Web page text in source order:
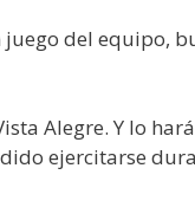
del equipo,
Alegre. Y lo
ejercitarse